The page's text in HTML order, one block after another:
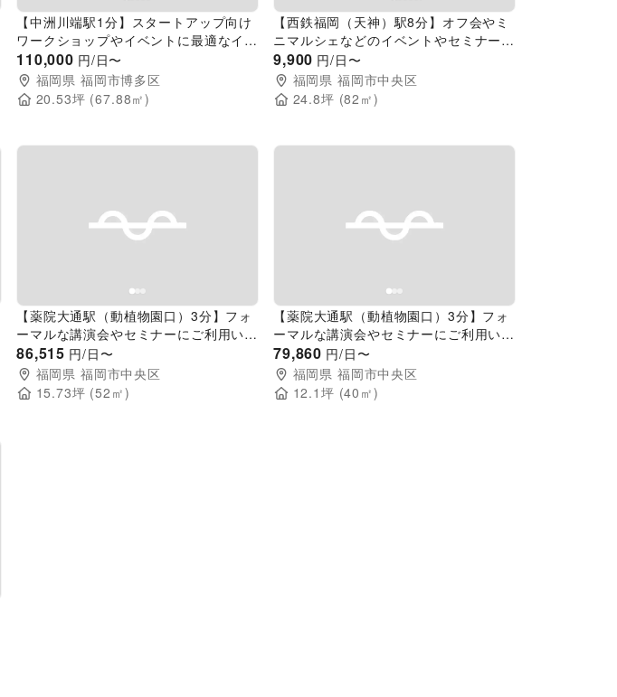
【中洲川端駅1分】スタートアップ向け
ワークショップやイベントに最適なイベ
ントスペース×コワーキング×パーソナ
ルジムスペース
110,000 円/日〜
福岡県 福岡市博多区
20.53坪 (67.88㎡)
【西鉄福岡（天神）駅8分】オフ会やミ
ニマルシェなどのイベントやセミナー、
会議などのビジネス用途まで幅広く利用
されている多目的レンタルスペース
9,900 円/日〜
福岡県 福岡市中央区
24.8坪 (82 ㎡)
Previous slide
【薬院大通駅（動植物園口）3分】フォ
ーマルな講演会やセミナーにご利用いた
だける和のイベントスペース
86,515 円/日〜
福岡県 福岡市中央区
15.73坪 (52 ㎡)
Previous slide
【薬院大通駅（動植物園口）3分】フォ
ーマルな講演会やセミナーにご利用いた
だける和のイベントスペース
79,860 円/日〜
福岡県 福岡市中央区
12.1 坪 (40 ㎡)